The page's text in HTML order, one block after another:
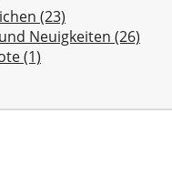
(23)
Neuigkeiten (26)
(1)